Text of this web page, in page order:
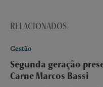
RELACIONADOS
Gestão
Segunda geração
Carne Marcos Bassi